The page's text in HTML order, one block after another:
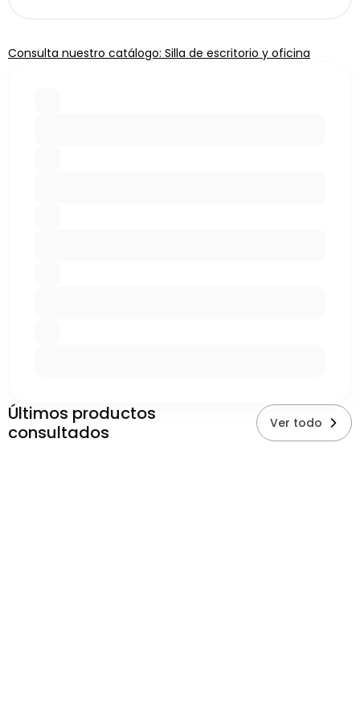
Consulta nuestro catálogo: Silla de escritorio y oficina
Últimos productos
consultados
Ver todo